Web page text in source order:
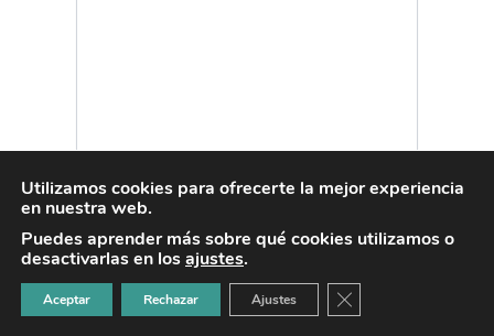
Correo
Utilizamos cookies para ofrecerte la mejor experiencia
en nuestra web.
Puedes aprender más sobre qué cookies utilizamos o
desactivarlas en losajustes.
Aceptar Rechazar Ajustes CERRAR EL